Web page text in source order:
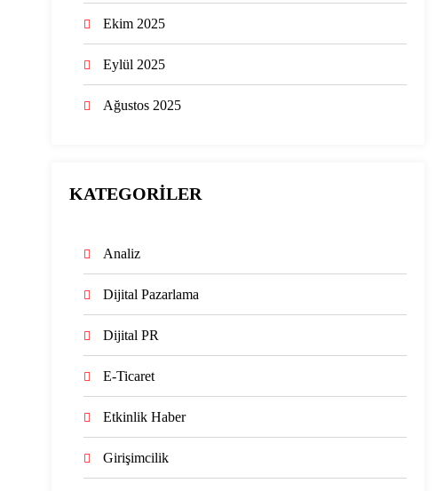
Ekim 2025
Eylül 2025
Ağustos 2025
KATEGORİLER
Analiz
Dijital Pazarlama
Dijital PR
E-Ticaret
Etkinlik Haber
Girişimcilik